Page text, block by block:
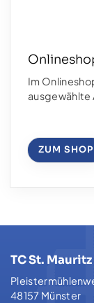
Im
ausgewählte
ZUM SHOP
TC St.
48157 Münster